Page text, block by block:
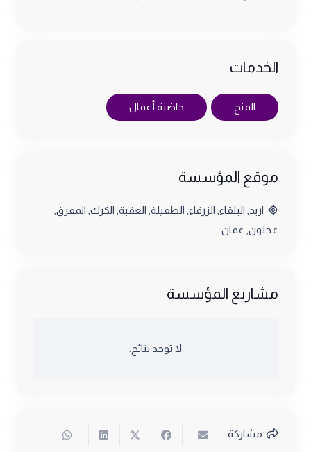
الخدمات
المنح حاضنة أعمال
موقع المؤسسة
اربد البلقاء الزرقاء الطفيلة العقبة الكرك المفرق
عجلون عمان
مشاريع المؤسسة
لا توجد نتائج.
مشاركة: